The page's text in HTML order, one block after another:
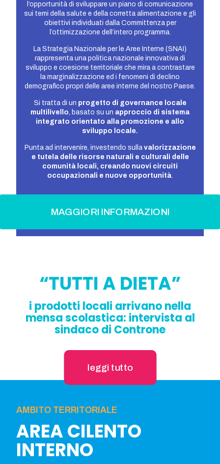
l’opportunità di sviluppare un piano di comunicazione
sui temi della salute e della corretta alimentazione e gli
obiettivi individuati dalla Committenza per
l’ottimizzazione dell’intero programma.
La Strategia Nazionale per le Aree Interne (SNAI)
rappresenta una politica nazionale innovativa di
sviluppo e coesione territoriale che mira a contrastare
la marginalizzazione ed i fenomeni di declino
demografico propri delle aree interne del nostro Paese.
Si tratta di un progetto di governance locale
multilivello, basato su un approccio di sistema
integrato orientato alla promozione e allo
sviluppo locale.
Punta ad intervenire, investendo sullavalorizzazione
e tutela delle risorse naturali e culturali delle
comunità locali, creando nuovi circuiti
occupazionali e nuove opportunità.
MAGGIORI INFORMAZIONI
“TUTTI A DIETA”
i prodotti locali arrivano nella
mensa scolastica: intervista al
sindaco di Controne
leggi tutto
AMBITO TERRITORIALE
AREA CILENTO
INTERNO